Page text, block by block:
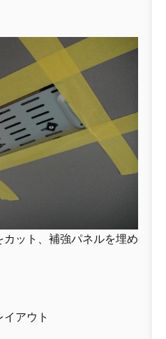
ット、補強パネルを埋め
アウト